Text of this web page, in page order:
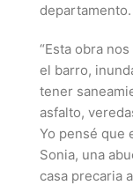
departamento.
“Esta obra
el barro,
tener
asfalto,
Yo pensé que
Sonia, una
casa precaria